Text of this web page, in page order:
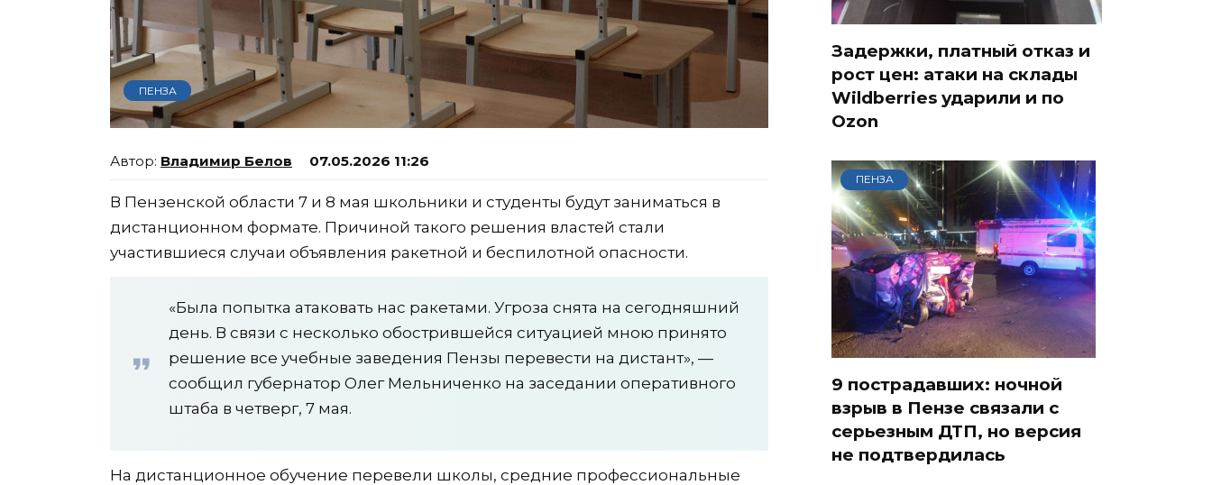
ПЕНЗА
Владимир Белов 07.05.2026 11:26
В Пензенской области 7 и 8 мая школьники и студенты будут заниматься в
дистанционном формате. Причиной такого решения властей стали
участившиеся случаи объявления ракетной и беспилотной опасности.
«Была попытка атаковать нас ракетами. Угроза снята на сегодняшний
день. В связи с несколько обострившейся ситуацией мною принято
решение все учебные заведения Пензы перевести на дистант», —
сообщил губернатор Олег Мельниченко на заседании оперативного
штаба в четверг, 7 мая.
На дистанционное обучение перевели школы, средние профессиональные
Задержки, платный отказ и
рост цен: атаки на склады
Wildberries ударили и по
Ozon
ПЕНЗА
9 пострадавших: ночной
взрыв в Пензе связали с
серьезным ДТП, но версия
не подтвердилась